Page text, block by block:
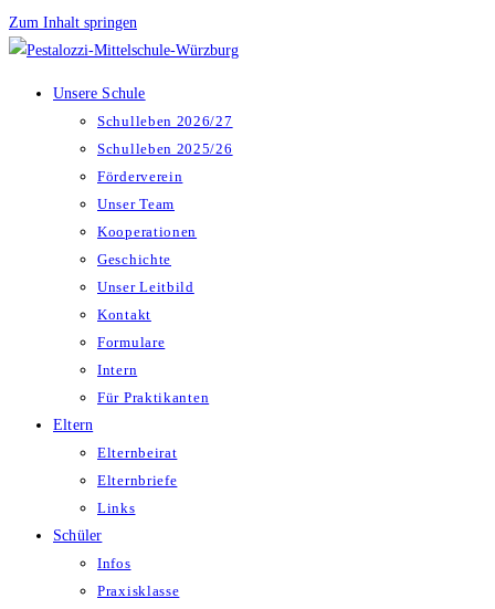
Zum Inhalt springen
Unsere Schule
Schulleben 2026/27
Schulleben 2025/26
Förderverein
Unser Team
Kooperationen
Geschichte
Unser Leitbild
Kontakt
Formulare
Intern
Für Praktikanten
Eltern
Elternbeirat
Elternbriefe
Links
Schüler
Infos
Praxisklasse